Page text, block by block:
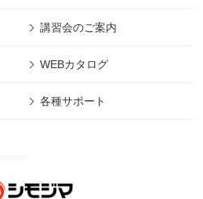
講習会のご案内
WEBカタログ
各種サポート